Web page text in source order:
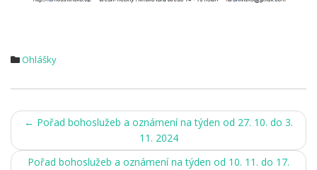
Ohlášky
Post
navigation
← Pořad bohoslužeb a oznámení na týden od 27. 10. do 3.
11. 2024
Pořad bohoslužeb a oznámení na týden od 10. 11. do 17.